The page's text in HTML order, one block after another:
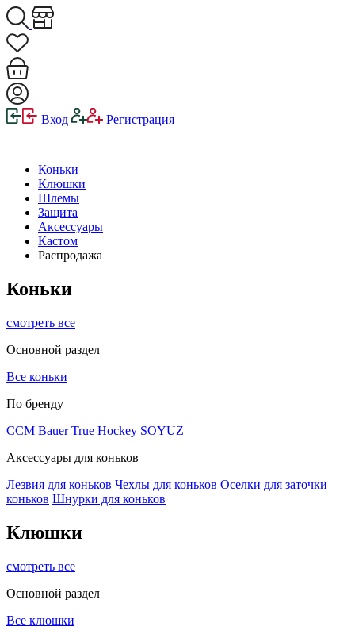
Вход Регистрация
Коньки
Клюшки
Шлемы
Защита
Аксессуары
Кастом
Распродажа
Коньки
смотреть все
Основной раздел
Все коньки
По бренду
ССМ Bauer True Hockey SOYUZ
Аксессуары для коньков
Лезвия для коньков Чехлы для коньков Оселки для заточки
коньков Шнурки для коньков
Клюшки
смотреть все
Основной раздел
Все клюшки